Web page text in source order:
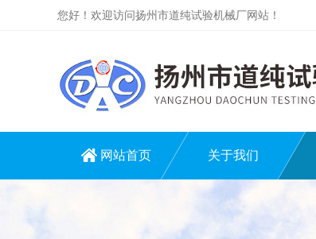
您好！欢迎访问扬州市道纯试验机械厂网站！
网站首页 关于我们